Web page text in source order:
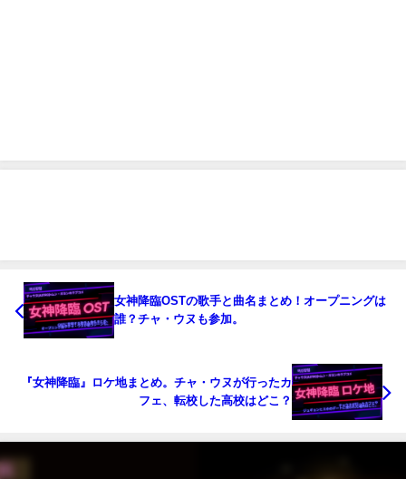
女神降臨OSTの歌手と曲名まとめ！オープニングは
誰？チャ・ウヌも参加。
『女神降臨』ロケ地まとめ。チャ・ウヌが行ったカ
フェ、転校した高校はどこ？